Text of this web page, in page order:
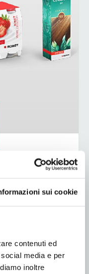
sui cookie
contenuti ed
media e per
inoltre